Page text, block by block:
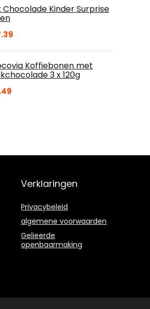
Chocolade Kinder Surprise
Koffiebonen met
3 x 120g
Verklaringen
Privacybeleid
algemene voorwaarden
Gelieerde
openbaarmaking